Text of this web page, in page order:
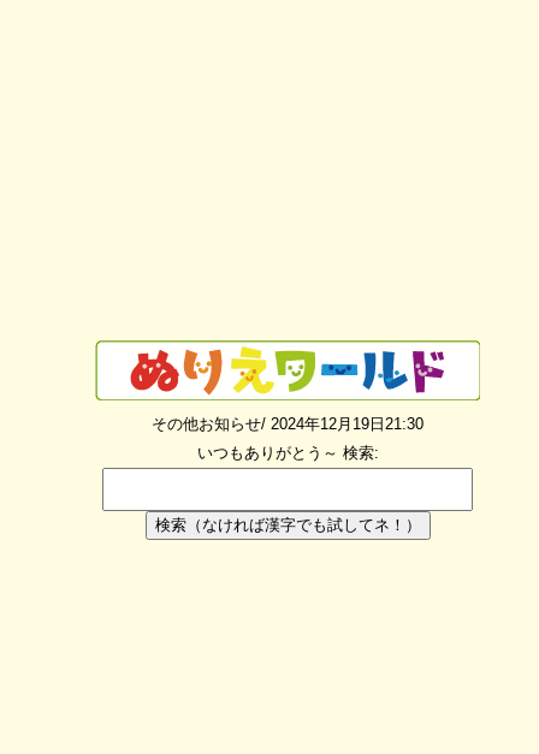
その他お知らせ/ 2024年12月19日21:30
いつもありがとう～ 検索:
検索（なければ漢字でも試してネ！）